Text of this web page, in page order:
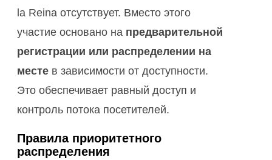
la Reina отсутствует. Вместо этого
участие основано на предварительной
регистрации или распределении на
месте в зависимости от доступности.
Это обеспечивает равный доступ и
контроль потока посетителей.
Правила приоритетного
распределения